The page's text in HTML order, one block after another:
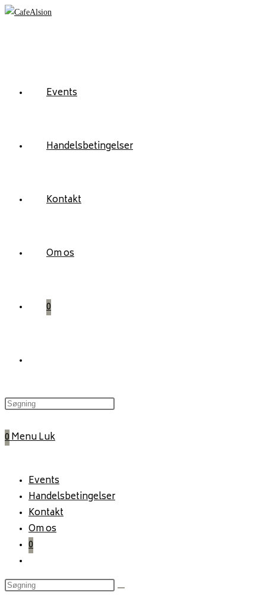
Skip
Events
Handelsbetingelser
Kontakt
Om os
0
website
0MenuLuk
Events
Handelsbetingelser
Kontakt
Om os
0
website
search